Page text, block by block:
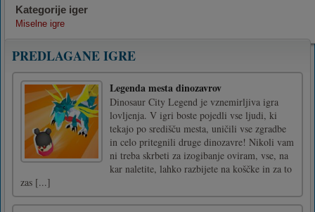
Kategorije iger
Miselne igre
PREDLAGANE IGRE
Legenda mesta dinozavrov
Dinosaur City Legend je vznemirljiva igra
lovljenja. V igri boste pojedli vse ljudi, ki
tekajo po središču mesta, uničili vse zgradbe
in celo pritegnili druge dinozavre! Nikoli vam
ni treba skrbeti za izogibanje oviram, vse, na
kar naletite, lahko razbijete na koščke in za to
zas [...]